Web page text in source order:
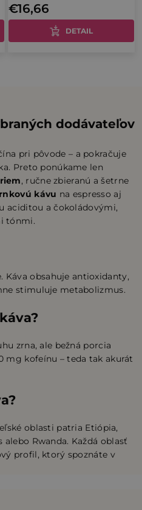
je
5,0
z
€16,66
DETAIL
dodávateľov
pri pôvode – a pokračuje
Preto ponúkame len
, ručne zbieranú a šetrne
kávu na espresso aj
aciditou a čokoládovými,
tónmi.
obsahuje antioxidanty,
stimuluje metabolizmus.
zrna, ale bežná porcia
mg kofeínu – teda tak akurát
oblasti patria Etiópia,
Rwanda. Každá oblasť
profil, ktorý spoznáte v